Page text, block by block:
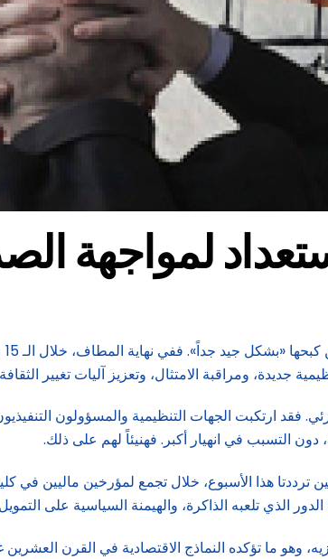
لمواجهة
فقد ارتكبت الجهات التنظيمية والمسؤولون
التسبب في انهيار أكبر. فهنيئاً لهم على ذلك.
هذا الأسبوع، خلال تجمع لمؤرخين ماليين في كلية
الذي تلعبه الذاكرة، والهيمنة السياسية على
وهو ما تؤكده النماذج الاقتصادية في القرن